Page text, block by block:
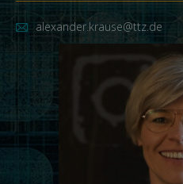
alexander.krause@ttz.de